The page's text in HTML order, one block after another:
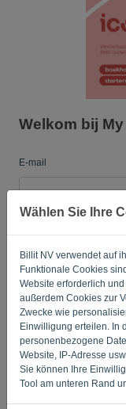
Wählen Sie Ihre
Billit NV verwendet auf
Funktionale Cookies
Website erforderlich
außerdem Cookies zur
Zwecke wie
Einwilligung erteilen. In
personenbezogene
Website, IP-Adresse
Sie können Ihre
Tool am unteren Rand
Welkom bij
E-mail
Passwort
Merken